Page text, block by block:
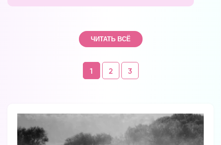
ЧИТАТЬ ВСЁ
1 2 3